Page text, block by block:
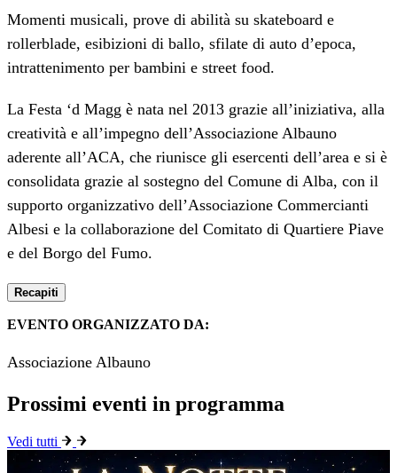
Momenti musicali, prove di abilità su skateboard e
rollerblade, esibizioni di ballo, sfilate di auto d’epoca,
intrattenimento per bambini e street food.
La Festa ‘d Magg è nata nel 2013 grazie all’iniziativa, alla
creatività e all’impegno dell’Associazione Albauno
aderente all’ACA, che riunisce gli esercenti dell’area e si è
consolidata grazie al sostegno del Comune di Alba, con il
supporto organizzativo dell’Associazione Commercianti
Albesi e la collaborazione del Comitato di Quartiere Piave
e del Borgo del Fumo.
Recapiti
EVENTO ORGANIZZATO DA:
Associazione Albauno
Prossimi eventi in programma
Vedi tutti